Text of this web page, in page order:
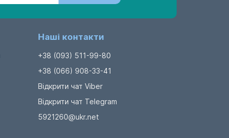
Наші контакти
+38 (093) 511-99-80
+38 (066) 908-33-41
Відкрити чат Viber
Відкрити чат Telegram
5921260@ukr.net